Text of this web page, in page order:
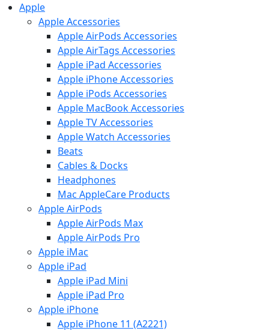
Apple
Apple Accessories
Apple AirPods Accessories
Apple AirTags Accessories
Apple iPad Accessories
Apple iPhone Accessories
Apple iPods Accessories
Apple MacBook Accessories
Apple TV Accessories
Apple Watch Accessories
Beats
Cables & Docks
Headphones
Mac AppleCare Products
Apple AirPods
Apple AirPods Max
Apple AirPods Pro
Apple iMac
Apple iPad
Apple iPad Mini
Apple iPad Pro
Apple iPhone
Apple iPhone 11 (A2221)